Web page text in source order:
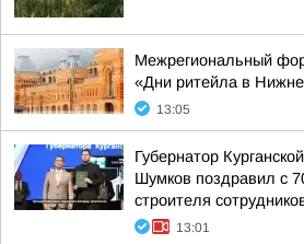
Межрегиональный
«Дни ритейла в
13:05
Губернатор
Шумков поздравил с
строителя
13:01